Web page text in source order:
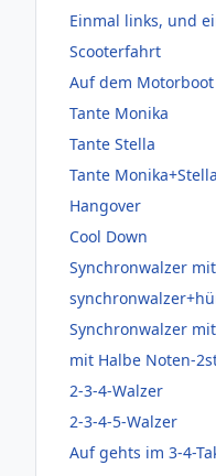
Einmal links, und
Scooterfahrt
Auf dem Motorboot
Tante Monika
Tante Stella
Tante Monika+Stella
Hangover
Cool Down
Synchronwalzer
Synchronwalzer
mit Halbe Noten-
2-3-4-Walzer
2-3-4-5-Walzer
Auf gehts im 3-4-